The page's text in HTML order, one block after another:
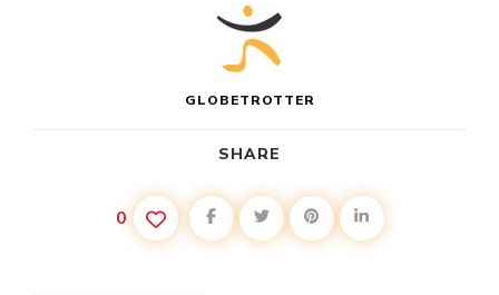
GLOBETROTTER
SHARE
0